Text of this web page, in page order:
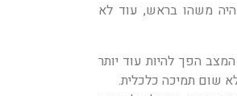
משהו בראש, עוד לא
הפך להיות עוד יותר
שום תמיכה כלכלית.